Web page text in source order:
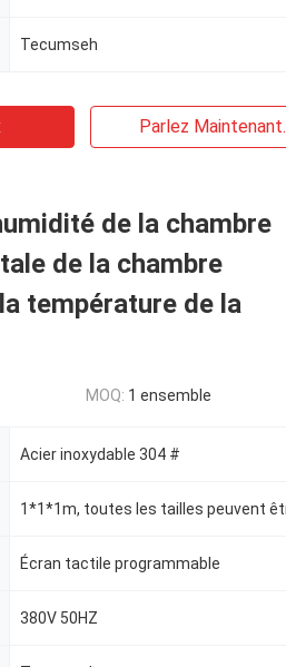
Tecumseh
Parlez Maintenant.
de la chambre
de la chambre
température de la
MOQ: 1 ensemble
Acier inoxydable 304 #
Écran tactile programmable
380V 50HZ